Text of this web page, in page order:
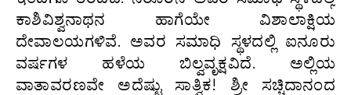
ಕಾಶಿವಿಶ್ವನಾಥನ ಹಾಗೆಯೇ ವಿಶಾಲಾಕ್ಷಿಯ
ದೇವಾಲಯಗಳಿವೆ. ಅವರ ಸಮಾಧಿ ಸ್ಥಳದಲ್ಲಿ ಐನೂರು
ವರ್ಷಗಳ ಹಳೆಯ ಬಿಲ್ವವೃಕ್ಷವಿದೆ. ಅಲ್ಲಿಯ
ವಾತಾವರಣವೇ ಅದೆಷ್ಟು ಸಾತ್ವಿಕ! ಶ್ರೀ ಸಚ್ಚಿದಾನಂದ